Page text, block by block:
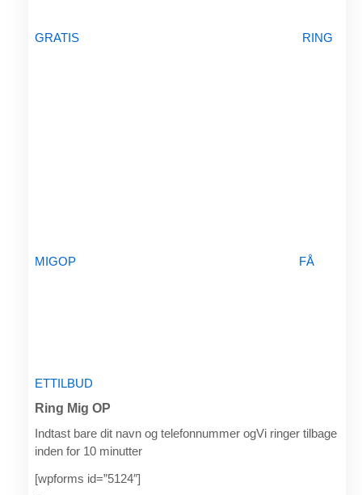
GRATIS RING
MIGOP FÅ
ETTILBUD
Ring Mig OP
Indtast bare dit navn og telefonnummer ogVi ringer tilbage
inden for 10 minutter
[wpforms id=”5124″]